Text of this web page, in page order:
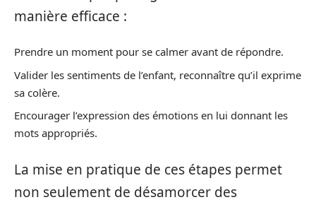
manière efficace :
Prendre un moment pour se calmer avant de répondre.
Valider les sentiments de l’enfant, reconnaître qu’il exprime
sa colère.
Encourager l’expression des émotions en lui donnant les
mots appropriés.
La mise en pratique de ces étapes permet
non seulement de désamorcer des